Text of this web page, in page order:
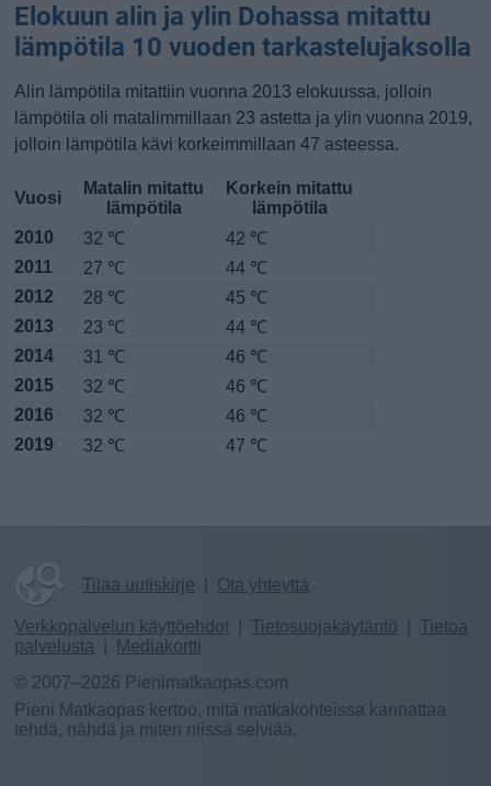
Elokuun alin ja ylin Dohassa mitattu
lämpötila 10 vuoden tarkastelujaksolla
Alin lämpötila mitattiin vuonna 2013 elokuussa, jolloin
lämpötila oli matalimmillaan 23 astetta ja ylin vuonna 2019,
jolloin lämpötila kävi korkeimmillaan 47 asteessa.
Vuosi
Matalin mitattu
lämpötila
Korkein mitattu
lämpötila
2010
32 ℃
42 ℃
2011
27 ℃
44 ℃
2012
28 ℃
45 ℃
2013
23 ℃
44 ℃
2014
31 ℃
46 ℃
2015
32 ℃
46 ℃
2016
32 ℃
46 ℃
2019
32 ℃ 47 ℃
Tilaa uutiskirje Ota yhteyttä
Verkkopalvelun käyttöehdot Tietosuojakäytäntö
Tietoa
palvelusta
Mediakortti
© 2007–2026 Pienimatkaopas.com
Pieni Matkaopas kertoo, mitä matkakohteissa kannattaa
tehdä, nähdä ja miten niissä selviää.